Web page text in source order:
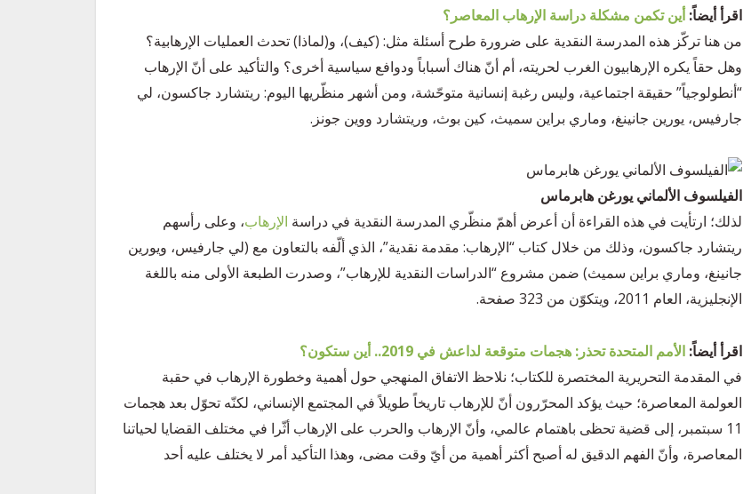
اقرأ أيضاً:أين تكمن مشكلة دراسة الإرهاب المعاصر؟
من هنا تركّز هذه المدرسة النقدية على ضرورة طرح أسئلة مثل: (كيف)، و(لماذا) تحدث العمليات الإرهابية؟
وهل حقاً يكره الإرهابيون الغرب لحريته، أم أنّ هناك أسباباً ودوافع سياسية أخرى؟ والتأكيد على أنّ الإرهاب
“أنطولوجياً” حقيقة اجتماعية، وليس رغبة إنسانية متوحّشة، ومن أشهر منظّريها اليوم: ريتشارد جاكسون، لي
جارفيس، يورين جانينغ، وماري براين سميث، كين بوث، وريتشارد ووين جونز.
الفيلسوف الألماني يورغن هابرماس
لذلك؛ ارتأيت في هذه القراءة أن أعرض أهمّ منظّري المدرسة النقدية في دراسة الإرهاب، وعلى رأسهم
ريتشارد جاكسون، وذلك من خلال كتاب “الإرهاب: مقدمة نقدية”، الذي ألّفه بالتعاون مع (لي جارفيس، ويورين
جانينغ، وماري براين سميث) ضمن مشروع “الدراسات النقدية للإرهاب”، وصدرت الطبعة الأولى منه باللغة
الإنجليزية، العام 2011، ويتكوّن من 323 صفحة.
اقرأ أيضاً: الأمم المتحدة تحذر: هجمات متوقعة لداعش في 2019.. أين ستكون؟
في المقدمة التحريرية المختصرة للكتاب؛ نلاحظ الاتفاق المنهجي حول أهمية وخطورة الإرهاب في حقبة
العولمة المعاصرة؛ حيث يؤكد المحرّرون أنّ للإرهاب تاريخاً طويلاً في المجتمع الإنساني، لكنّه تحوّل بعد هجمات
11 سبتمبر، إلى قضية تحظى باهتمام عالمي، وأنّ الإرهاب والحرب على الإرهاب أثّرا في مختلف القضايا لحياتنا
المعاصرة، وأنّ الفهم الدقيق له أصبح أكثر أهمية من أيّ وقت مضى، وهذا التأكيد أمر لا يختلف عليه أحد